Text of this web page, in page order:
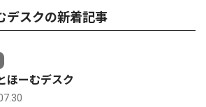
デスクの新着記事
ほーむデスク